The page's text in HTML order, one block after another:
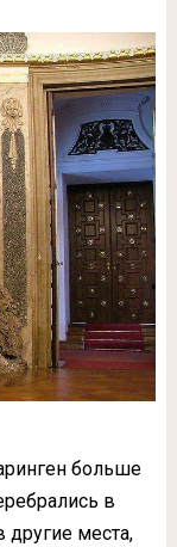
больше
в
другие места,